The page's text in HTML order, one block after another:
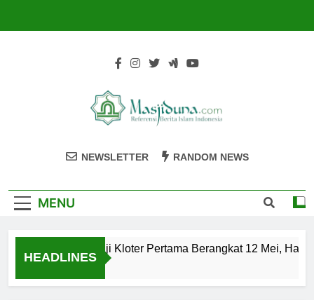
Masjiduna
NEWSLETTER RANDOM NEWS
MENU
HEADLINES
Calon Jemaah Haji Kloter Pertama Berangkat 12 Mei, Hati-